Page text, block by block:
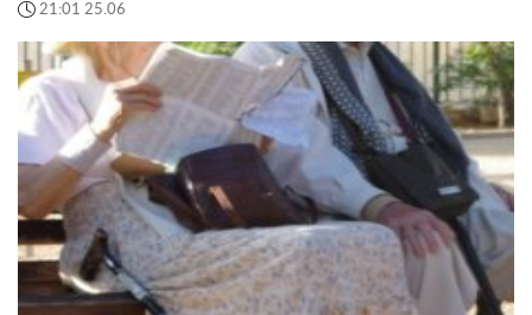
21:01 25.06